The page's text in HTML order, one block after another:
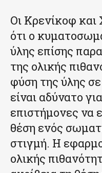
Οι Κρενίκοφ και
ότι ο
ύλης επίσης
της ολικής
φύση της ύλης
είναι αδύνατο
επιστήμονες να
θέση ενός
στιγμή. Η
ολικής